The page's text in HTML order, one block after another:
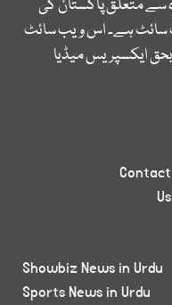
سے متعلق پاکستان کی
سائٹ ہے۔ اس ویب سائٹ
ایکسپریس میڈیا
Contact
Us
Showbiz News in Urdu
Sports News in Urdu